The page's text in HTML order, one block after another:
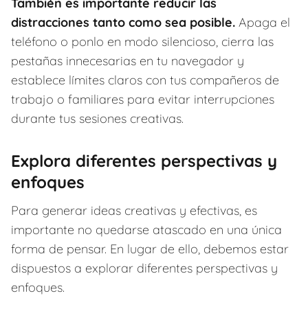
distracciones tanto como sea posible. Apaga el
teléfono o ponlo en modo silencioso, cierra las
pestañas innecesarias en tu navegador y
establece límites claros con tus compañeros de
trabajo o familiares para evitar interrupciones
durante tus sesiones creativas.
Explora diferentes perspectivas y
enfoques
Para generar ideas creativas y efectivas, es
importante no quedarse atascado en una única
forma de pensar. En lugar de ello, debemos estar
dispuestos a explorar diferentes perspectivas y
enfoques.